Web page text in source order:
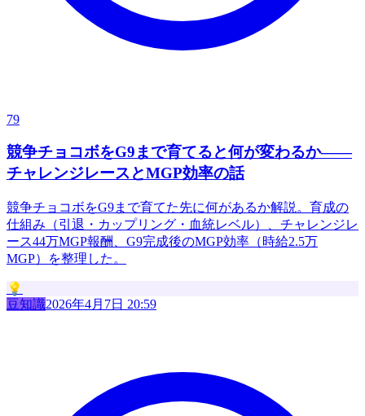
79
競争チョコボをG9まで育てると何が変わるか——
チャレンジレースとMGP効率の話
競争チョコボをG9まで育てた先に何があるか解説。育成の
仕組み（引退・カップリング・血統レベル）、チャレンジレ
ース44万MGP報酬、G9完成後のMGP効率（時給2.5万
MGP）を整理した。
💡
豆知識2026年4月7日 20:59